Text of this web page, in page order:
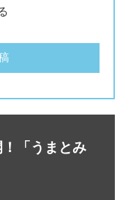
「うまとみ